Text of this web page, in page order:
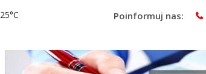
25°C Poinformuj nas: